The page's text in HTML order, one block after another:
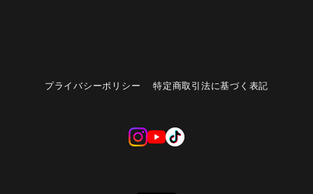
プライバシーポリシー 特定商取引法に基づく表記